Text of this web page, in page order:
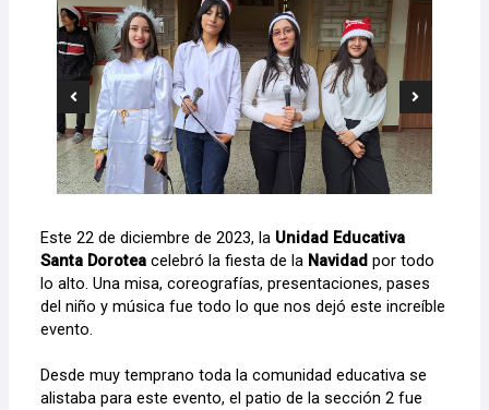
Este 22 de diciembre de 2023, la Unidad Educativa
Santa Dorotea celebró la fiesta de la Navidad por todo
lo alto. Una misa, coreografías, presentaciones, pases
del niño y música fue todo lo que nos dejó este increíble
evento.
Desde muy temprano toda la comunidad educativa se
alistaba para este evento, el patio de la sección 2 fue